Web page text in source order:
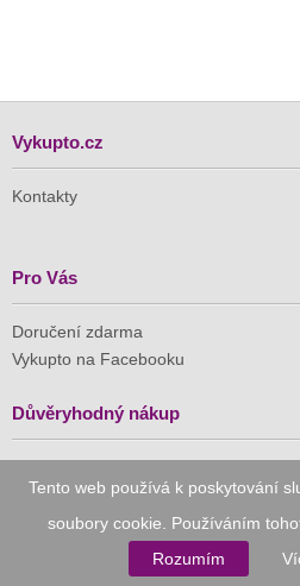
Tento web používá k poskytování
soubory cookie. Používáním
Rozumím
Vykupto.cz
Kontakty
Pro Vás
Doručení zdarma
Vykupto na Facebooku
Důvěryhodný nákup
komerci (APEK)